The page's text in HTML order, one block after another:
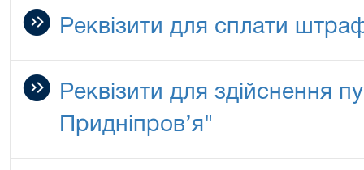
Реквізити для сплати
Реквізити для здійснення
Придніпров’я"